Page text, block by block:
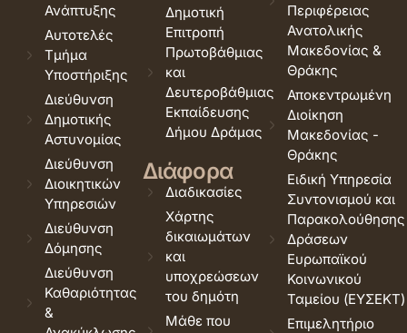
Ανάπτυξης
Αυτοτελές
Τμήμα
Υποστήριξης
Διεύθυνση
Δημοτικής
Αστυνομίας
Διεύθυνση
Διοικητικών
Υπηρεσιών
Διεύθυνση
Δόμησης
Διεύθυνση
Καθαριότητας
&
Δημοτική
Επιτροπή
Πρωτοβάθμιας
και
Δευτεροβάθμιας
Εκπαίδευσης
Δήμου Δράμας
Διάφορα
Διαδικασίες
Χάρτης
δικαιωμάτων
και
υποχρεώσεων
του δημότη
Μάθε που
Περιφέρειας
Ανατολικής
Μακεδονίας &
Θράκης
Αποκεντρωμένη
Διοίκηση
Μακεδονίας -
Θράκης
Ειδική Υπηρεσία
Συντονισμού και
Παρακολούθησης
Δράσεων
Ευρωπαϊκού
Κοινωνικού
Ταμείου (ΕΥΣΕΚΤ)
Επιμελητήριο